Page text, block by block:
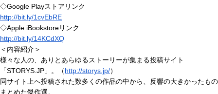
◇Google Playストアリンク
http://bit.ly/1cvEbRE
◇Apple iBookstoreリンク
http://bit.ly/14KCdXQ
＜内容紹介＞
様々な人の、ありとあらゆるストーリーが集まる投稿サイト
「STORYS.JP」。（http://storys.jp/）
同サイト上へ投稿された数多くの作品の中から、反響の大きかったもの
まとめた傑作選。